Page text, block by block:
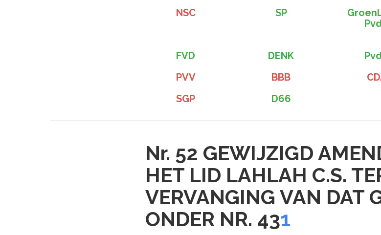
NSC SP
FVD
DENK
PVV
BBB
SGP
D66
Nr. 52 GEWIJZIGD
HET LID LAHLAH C.S.
VERVANGING VAN DAT
ONDER NR. 431